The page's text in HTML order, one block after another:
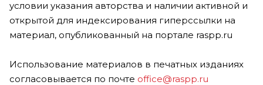
условии указания авторства и наличии активной и
открытой для индексирования гиперссылки на
материал, опубликованный на портале raspp.ru
Использование материалов в печатных изданиях
согласовывается по почте office@raspp.ru